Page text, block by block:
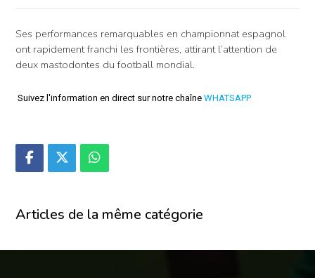
Ses performances remarquables en championnat espagnol
ont rapidement franchi les frontières, attirant l’attention de
deux mastodontes du football mondial.
Suivez l'information en direct sur notre chaîne WHATSAPP
Articles de la même catégorie